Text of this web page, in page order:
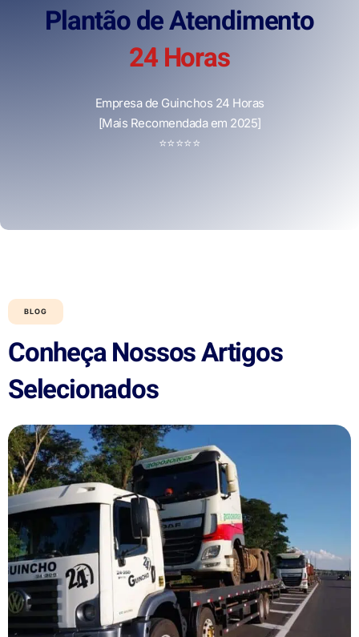
Plantão de Atendimento
24 Horas
Empresa de Guinchos 24 Horas
[Mais Recomendada em 2025]
⭐⭐⭐⭐⭐
BLOG
Conheça Nossos Artigos
Selecionados